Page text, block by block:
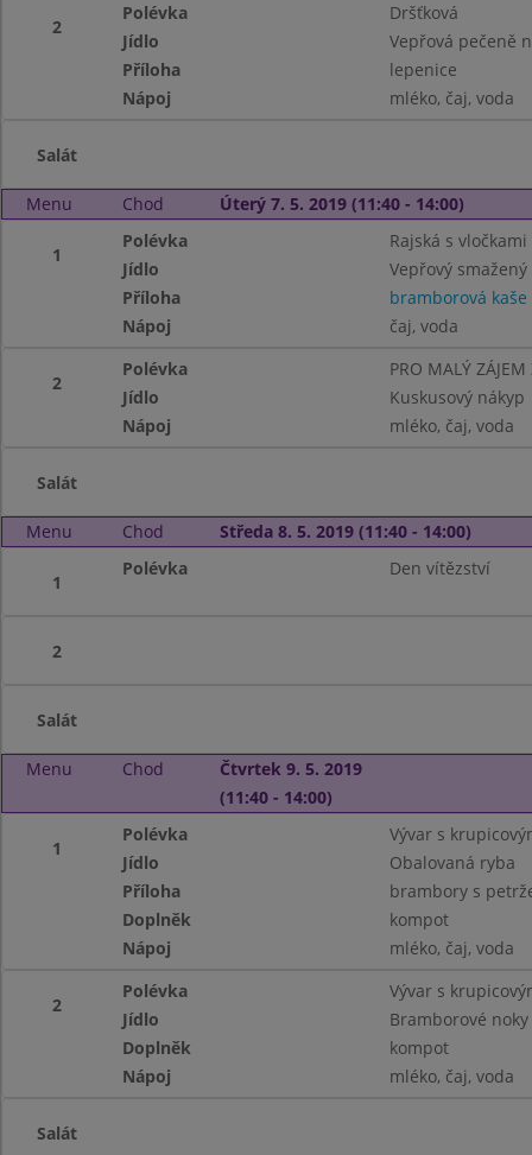
2
Polévka
Dršťková
Jídlo
Vepřová pečeně
Příloha
lepenice
Nápoj
mléko, čaj, voda
Salát
Menu Chod Úterý 7. 5. 2019 (11:40 - 14:00)
1
Polévka
Rajská s vločkami
Jídlo
Vepřový
Příloha
bramborová
Nápoj
čaj, voda
2
Polévka
PRO MALÝ
Jídlo
Kuskusový nákyp
Nápoj
mléko, čaj, voda
Salát
Menu Chod Středa 8. 5. 2019 (11:40 - 14:00)
1
Polévka Den vítězství
2
Salát
Menu Chod
Čtvrtek 9. 5. 2019
(11:40 - 14:00)
1
Polévka
Vývar s
Jídlo
Obalovaná ryba
Příloha
brambory s
Doplněk
kompot
Nápoj
mléko, čaj, voda
2
Polévka
Vývar s
Jídlo
Bramborové
Doplněk
kompot
Nápoj
mléko, čaj, voda
Salát